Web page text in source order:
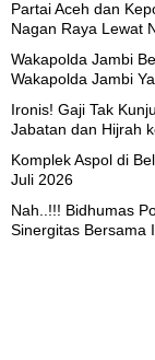
Partai Aceh dan
Nagan Raya Lewat
Wakapolda Jambi
Wakapolda Jambi
Ironis! Gaji Tak
Jabatan dan Hijrah
Komplek Aspol di
Juli 2026
Nah..!!! Bidhumas
Sinergitas Bersama